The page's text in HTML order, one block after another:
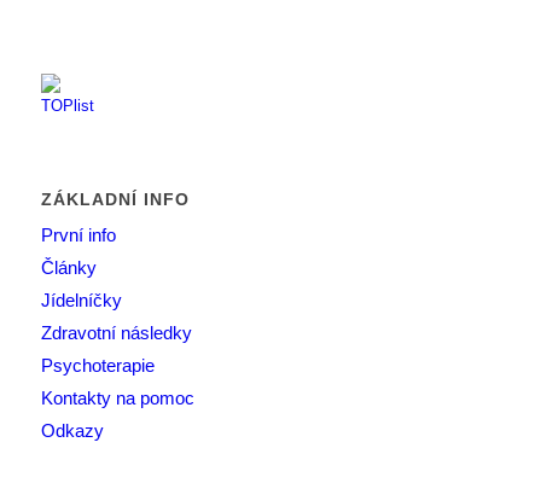
ZÁKLADNÍ INFO
První info
Články
Jídelníčky
Zdravotní následky
Psychoterapie
Kontakty na pomoc
Odkazy